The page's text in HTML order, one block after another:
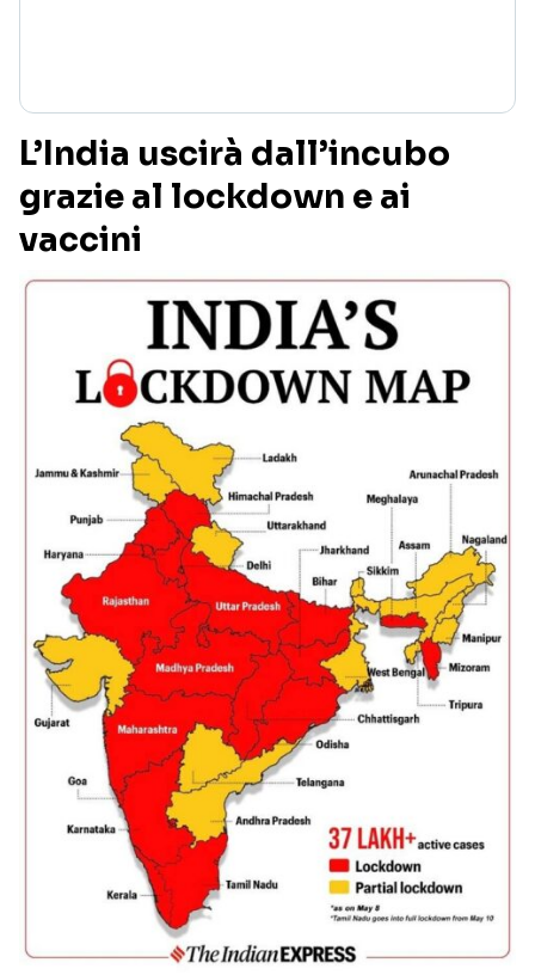
L’India uscirà dall’incubo
grazie al lockdown e ai
vaccini